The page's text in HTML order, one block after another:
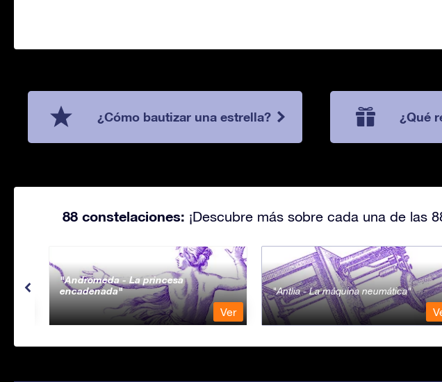
¿Cómo bautizar una estrella? ¿Qué
88 constelaciones: ¡Descubre más sobre cada una de las
Andromeda - La princesa
encadenada
Ver
Antlia - La máquina neumática